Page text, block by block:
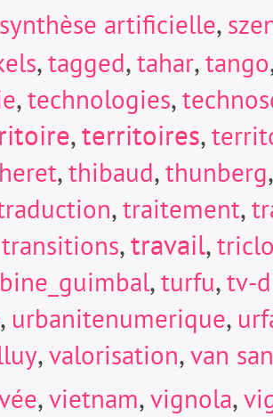
synthèse artificielle,
,tagged,tahar,tango
,technologies,
,territoires,
,thibaud,thunberg
,traitement,
transitions,travail,
,turfu,tv-
, urbanitenumerique,
,valorisation,van
,vietnam,vignola,